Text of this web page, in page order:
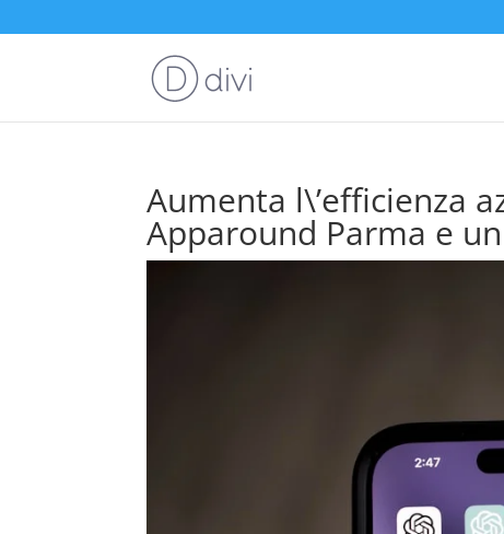
Aumenta l\’efficienza
Apparound Parma e